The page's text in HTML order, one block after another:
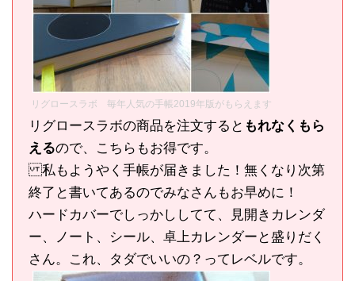
リグロースラボ 毎年人気の手帳2019年版がもらえます
リグロースラボの商品を注文すると もれなくもら
えるので、こちらもお得です。
私もようやく手帳が届きました！無くなり次第
終了と書いてあるのでみなさんもお早めに！
ハードカバーでしっかししてて、見開きカレンダ
ー、ノート、シール、卓上カレンダーと盛りだく
さん。これ、タダでいいの？ってレベルです。